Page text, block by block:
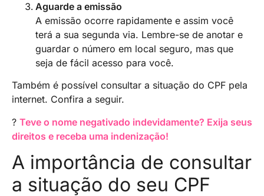
Aguarde a emissão
A emissão ocorre rapidamente e assim você
terá a sua segunda via. Lembre-se de anotar e
guardar o número em local seguro, mas que
seja de fácil acesso para você.
Também é possível consultar a situação do CPF pela
internet. Confira a seguir.
? Teve o nome negativado indevidamente? Exija seus
direitos e receba uma indenização!
A importância de consultar
a situação do seu CPF